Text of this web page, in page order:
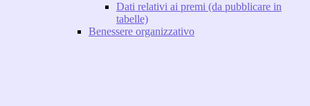
Dati relativi ai premi (da pubblicare in
tabelle)
Benessere organizzativo